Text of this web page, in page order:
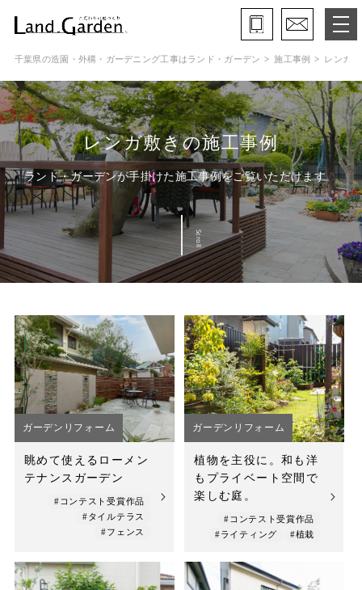
ランド・ガーデンとは
モデルガーデン
施工事例
保証と約束・ご理解いただきたい事
施工の流れ
よくある質問
会社概要
店舗案内
スタッフ紹介
プライバシーポリシー
サイトマップ
千葉県の造園・外構・ガーデニング工事はランド・ガーデン 施工事例 レンガ
レンガ敷きの施工事例
ランド・ガーデンが手掛けた施工事例をご覧いただけます
Scroll
ガーデンリフォーム
眺めて使えるローメン
テナンスガーデン
#コンテスト受賞作品
#タイルテラス
#フェンス
ガーデンリフォーム
植物を主役に。和も洋
もプライベート空間で
楽しむ庭。
#コンテスト受賞作品
#ライティング
#植栽